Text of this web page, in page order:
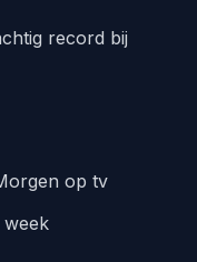
record bij
op tv
week